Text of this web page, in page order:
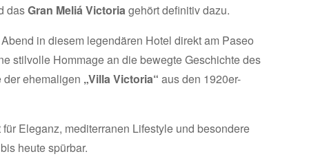
dasGran Meliá Victoriagehört definitiv dazu.
in diesem legendären Hotel direkt am Paseo
stilvolle Hommage an die bewegte Geschichte des
ehemaligen „Villa Victoria“ aus den 1920er-
Eleganz, mediterranen Lifestyle und besondere
heute spürbar.